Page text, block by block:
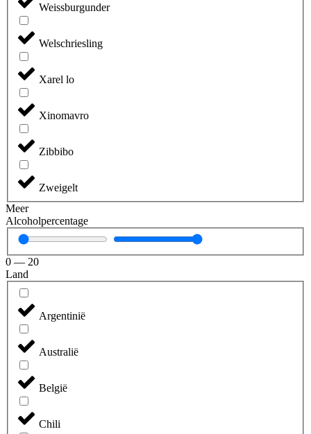
Weissburgunder
Welschriesling
Xarel lo
Xinomavro
Zibbibo
Zweigelt
Meer
Alcoholpercentage
0 — 20
Land
Argentinië
Australië
België
Chili